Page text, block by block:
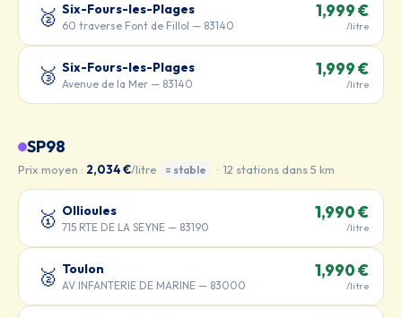
🥈 Six-Fours-les-Plages
60 traverse Font de Fillol — 83140
1,999 €
/litre
🥉 Six-Fours-les-Plages
Avenue de la Mer — 83140
1,999 €
/litre
SP98
Prix moyen : 2,034 €/litre = stable · 12 stations dans 5 km
🥇 Ollioules
715 RTE DE LA SEYNE — 83190
1,990 €
/litre
🥈 Toulon
AV INFANTERIE DE MARINE — 83000
1,990 €
/litre